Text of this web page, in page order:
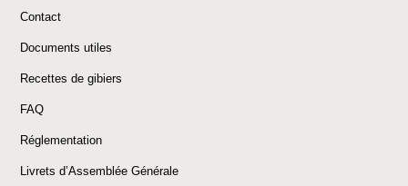
Contact
Documents utiles
Recettes de gibiers
FAQ
Réglementation
Livrets d’Assemblée Générale